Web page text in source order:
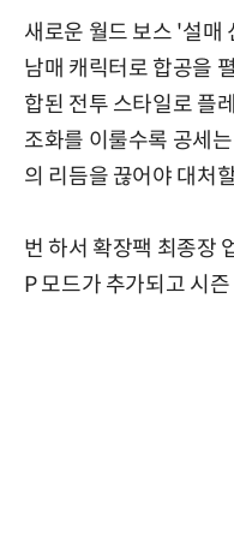
새로운 월드 보스 '설매
남매 캐릭터로 합공을
합된 전투 스타일로 플
조화를 이룰수록 공세
의 리듬을 끊어야 대처
번 하서 확장팩 최종장
P 모드가 추가되고 시